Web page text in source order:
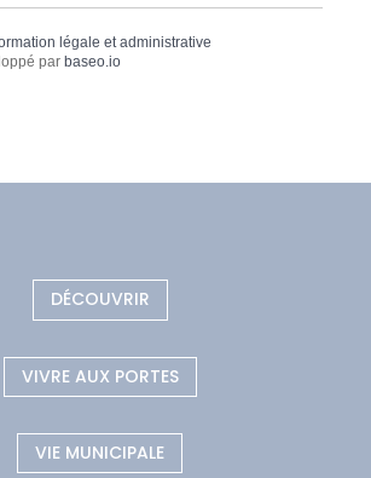
légale et administrative
par baseo.io
DÉCOUVRIR
VIVRE AUX PORTES
VIE MUNICIPALE